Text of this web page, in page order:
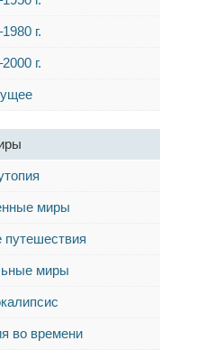
г.
г.
миры
путешествия
миры
во времени